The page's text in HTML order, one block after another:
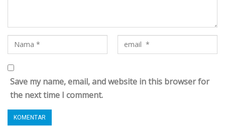
Save my name, email, and website in this browser for
the next time I comment.